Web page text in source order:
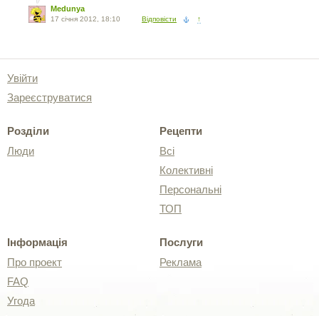
Medunya
17 січня 2012, 18:10 Відповісти ↑
Увійти
Зареєструватися
Розділи
Люди
Рецепти
Всі
Колективні
Персональні
ТОП
Інформація
Про проект
FAQ
Угода
Послуги
Реклама